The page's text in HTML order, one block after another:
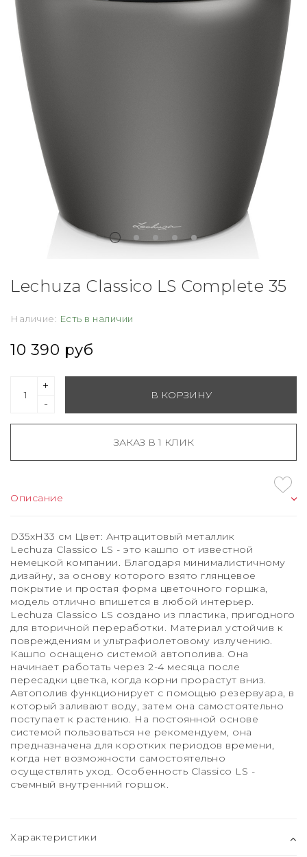
Lechuza Classico LS Complete 35
Наличие: Есть в наличии
10 390 руб
-
+
В КОРЗИНУ
ЗАКАЗ В 1 КЛИК
Описание
D35xH33 см Цвет: Антрацитовый металлик
Lechuza Classico LS - это кашпо от известной
немецкой компании. Благодаря минималистичному
дизайну, за основу которого взято глянцевое
покрытие и простая форма цветочного горшка,
модель отлично впишется в любой интерьер.
Lechuza Classico LS создано из пластика, пригодного
для вторичной переработки. Материал устойчив к
повреждениям и ультрафиолетовому излучению.
Кашпо оснащено системой автополива. Она
начинает работать через 2-4 месяца после
пересадки цветка, когда корни прорастут вниз.
Автополив функционирует с помощью резервуара, в
который заливают воду, затем она самостоятельно
поступает к растению. На постоянной основе
системой пользоваться не рекомендуем, она
предназначена для коротких периодов времени,
когда нет возможности самостоятельно
осуществлять уход. Особенность Classico LS -
съемный внутренний горшок.
Характеристики